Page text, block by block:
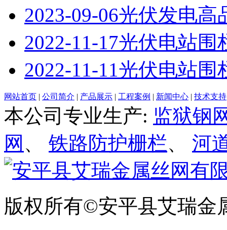
2023-09-06光伏发电高
2022-11-17光伏电站围
2022-11-11光伏电站围
网站首页 | 公司简介 | 产品展示 | 工程案例 | 新闻中心 | 技术支持
本公司专业生产: 监狱钢
网 、 铁路防护栅栏、 河
版权所有©安平县艾瑞金